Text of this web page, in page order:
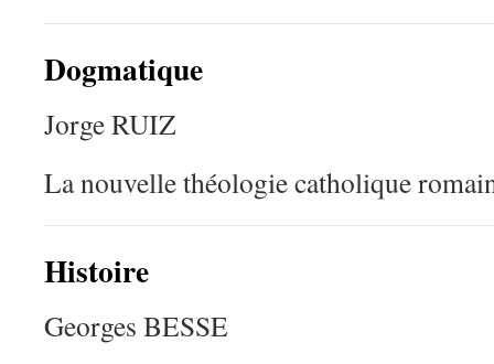
Dogmatique
Jorge RUIZ
La nouvelle théologie catholique
Histoire
Georges BESSE